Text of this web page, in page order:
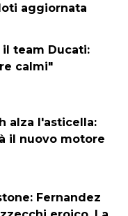
aggiornata
team Ducati:
calmi"
alza l'asticella:
il nuovo motore
Fernandez